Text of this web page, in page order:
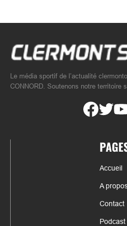
Le média sportif de l’actualité
CONNORD. Soutenons notre territoire
Accueil
A
Contact
Podcast